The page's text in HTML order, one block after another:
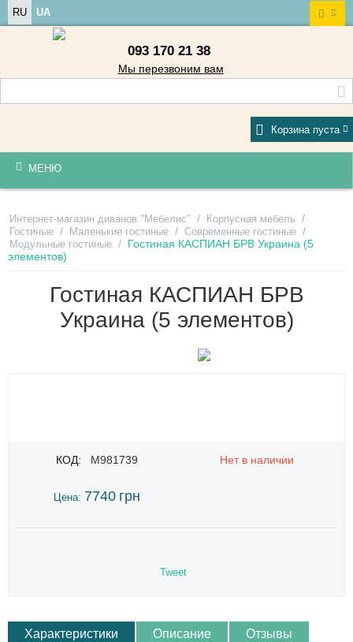
RU UA
093 170 21 38
Мы перезвоним вам
Корзина пуста
МЕНЮ
Интернет-магазин диванов "Мебелис" / Корпусная мебель /
Гостиные / Маленькие гостиные / Современные гостиные /
Модульные гостиные / Гостиная КАСПИАН БРВ Украина (5
элементов)
Гостиная КАСПИАН БРВ
Украина (5 элементов)
КОД: M981739 Нет в наличии
Цена: 7740 грн
Tweet
Характеристики Описание Отзывы